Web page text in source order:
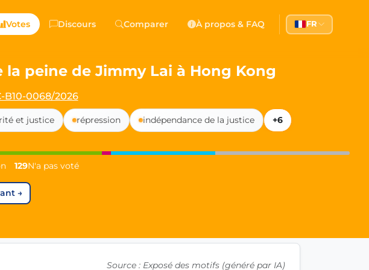
Democracy
to digital democracy, government transparency, and citizen
old
Votes Discours Comparer À propos & FAQ FR
peine de Jimmy Lai à Hong Kong
B10-0068/2026
et justice répression indépendance de la justice
+6
129N'a pas voté
→
Source : Exposé des motifs (généré par IA)